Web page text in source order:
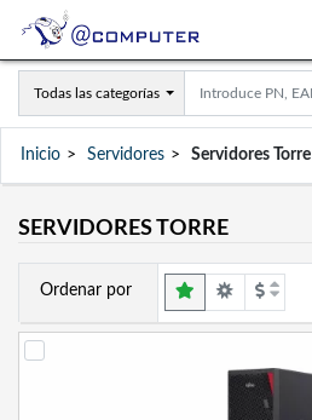
Todas las categorías
Inicio Servidores Servidores Torre
SERVIDORES TORRE
Ordenar por